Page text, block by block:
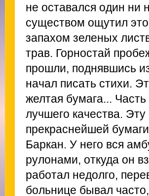
не оставался один ни
существом ощутил
запахом зеленых
трав. Горностай
прошли, поднявшись
начал писать стихи.
желтая бумага...
лучшего качества.
прекраснейшей
Баркан. У него вся
рулонами, откуда он
работал недолго,
больнице бывал